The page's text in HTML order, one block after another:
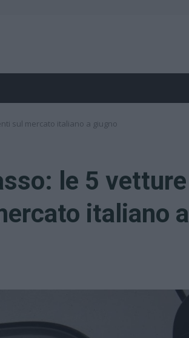
sul mercato italiano a giugno
le 5 vetture
italiano a